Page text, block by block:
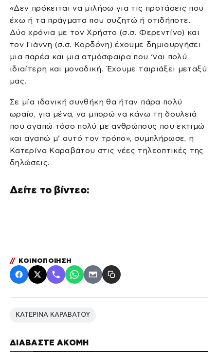
ΔΙΑΒΑΣΤΕ ΑΚΟΜΗ
«Δεν πρόκειται να μιλήσω για τις προτάσεις που
έχω ή τα πράγματα που συζητώ ή οτιδήποτε.
Δύο χρόνια με τον Χρήστο (σ.σ. Φερεντίνο) και
τον Γιάννη (σ.σ. Κορδόνη) έχουμε δημιουργήσει
μια παρέα και μια ατμόσφαιρα που ‘ναι πολύ
ιδιαίτερη και μοναδική. Έχουμε ταιριάξει μεταξύ
μας.
Σε μία ιδανική συνθήκη θα ήταν πάρα πολύ
ωραίο, για μένα, να μπορώ να κάνω τη δουλειά
που αγαπώ τόσο πολύ με ανθρώπους που εκτιμώ
και αγαπώ μ’ αυτό τον τρόπο», συμπλήρωσε, η
Κατερίνα Καραβάτου στις νέες τηλεοπτικές της
δηλώσεις.
Δείτε το βίντεο:
// ΚΟΙΝΟΠΟΙΗΣΗ
ΚΑΤΕΡΙΝΑ ΚΑΡΑΒΑΤΟΥ